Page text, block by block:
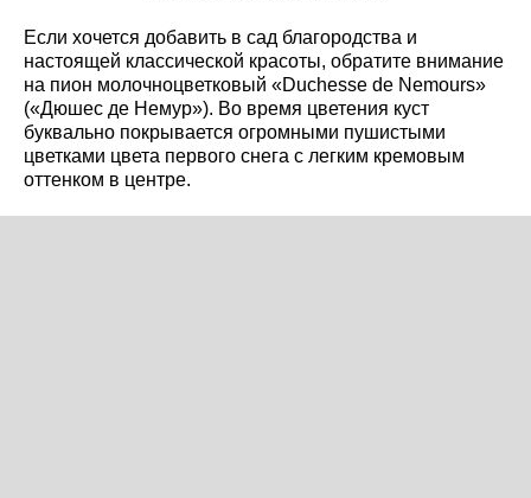
Если хочется добавить в сад благородства и
настоящей классической красоты, обратите внимание
на пион молочноцветковый «Duchesse de Nemours»
(«Дюшес де Немур»). Во время цветения куст
буквально покрывается огромными пушистыми
цветками цвета первого снега с легким кремовым
оттенком в центре.